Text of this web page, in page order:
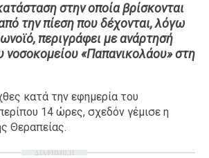
στην οποία βρίσκονται
την πίεση που δέχονται, λόγω
περιγράφει με ανάρτησή
νοσοκομείου «Παπανικολάου» στη
κατά την εφημερία του
14 ώρες, σχεδόν γέμισε η
Θεραπείας.
ΔΙΑΦΗΜΙΣΗ